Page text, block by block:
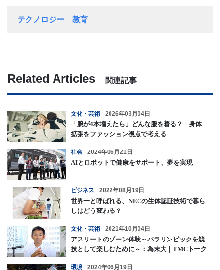
テクノロジー 教育
Related Articles 関連記事
文化・芸術 2026年03月04日
「腕が4本増えたら」どんな服を着る？ 身体
拡張をファッション視点で考える
社会 2024年06月21日
AIとロボットで健康をサポート、夢を実現
ビジネス 2022年08月19日
世界一と呼ばれる、NECの生体認証技術で暮ら
しはどう変わる？
文化・芸術 2021年10月04日
アスリートのゾーン体験～パラリンピックを競
技として楽しむために～：為末大｜TMCトーク
環境 2024年06月19日